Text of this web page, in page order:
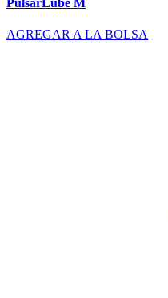
AGREGAR A LA BOLSA